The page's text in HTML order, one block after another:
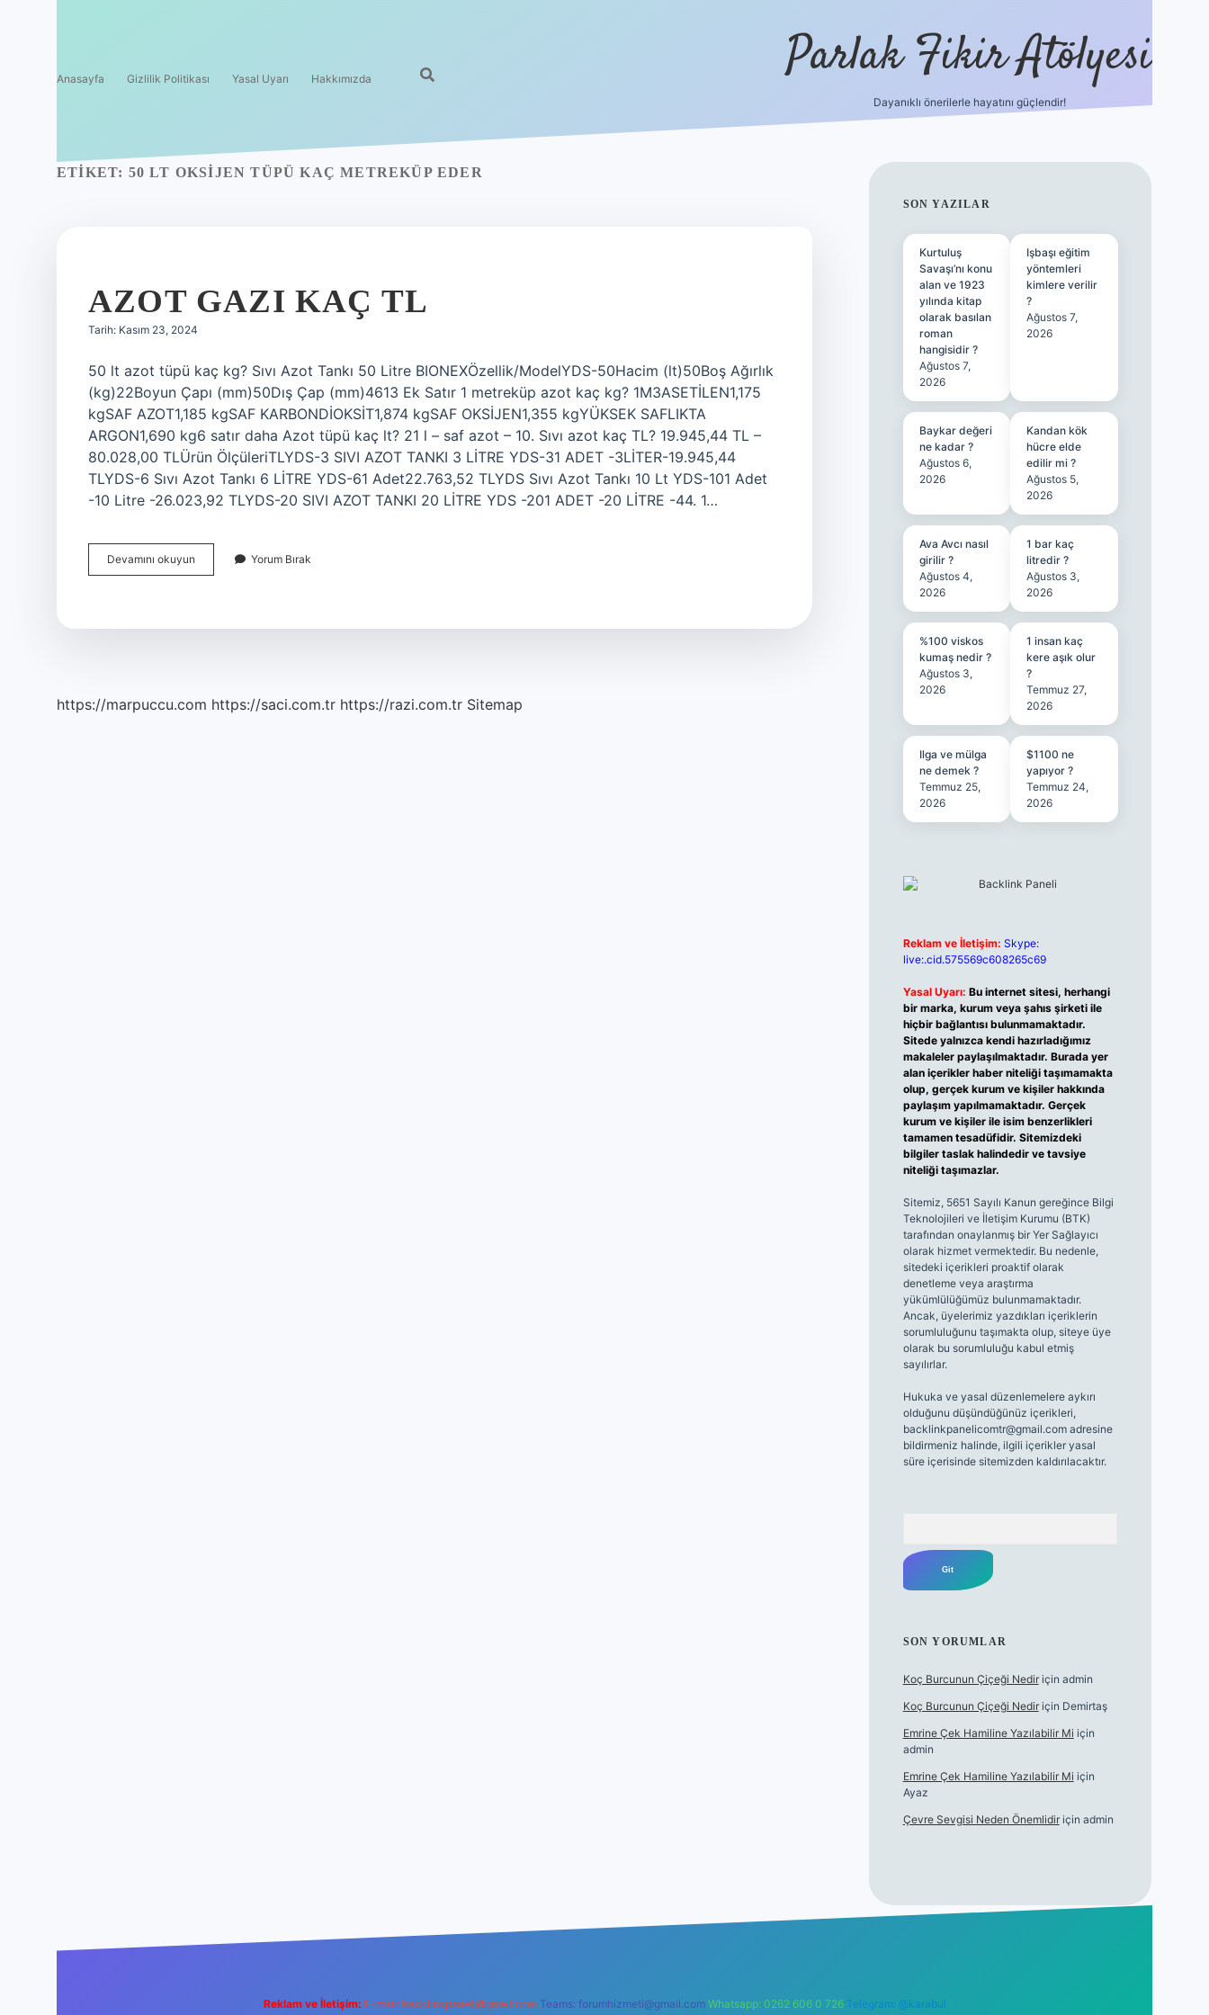
Anasayfa Gizlilik Politikası Yasal Uyarı Hakkımızda Parlak Fikir Atölyesi
Dayanıklı önerilerle hayatını güçlendir!
ETIKET: 50 LT OKSIJEN TÜPÜ KAÇ METREKÜP EDER
AZOT GAZI KAÇ TL
Tarih: Kasım 23, 2024
50 lt azot tüpü kaç kg? Sıvı Azot Tankı 50 Litre BIONEXÖzellik/ModelYDS-50Hacim (lt)50Boş Ağırlık
(kg)22Boyun Çapı (mm)50Dış Çap (mm)4613 Ek Satır 1 metreküp azot kaç kg? 1M3ASETİLEN1,175
kgSAF AZOT1,185 kgSAF KARBONDİOKSİT1,874 kgSAF OKSİJEN1,355 kgYÜKSEK SAFLIKTA
ARGON1,690 kg6 satır daha Azot tüpü kaç lt? 21 l – saf azot – 10. Sıvı azot kaç TL? 19.945,44 TL –
80.028,00 TLÜrün ÖlçüleriTLYDS-3 SIVI AZOT TANKI 3 LİTRE YDS-31 ADET -3LİTER-19.945,44
TLYDS-6 Sıvı Azot Tankı 6 LİTRE YDS-61 Adet22.763,52 TLYDS Sıvı Azot Tankı 10 Lt YDS-101 Adet
-10 Litre -26.023,92 TLYDS-20 SIVI AZOT TANKI 20 LİTRE YDS -201 ADET -20 LİTRE -44. 1…
Devamını okuyun
Gazı
Yorum Bırak
https://marpuccu.com https://saci.com.tr https://razi.com.tr Sitemap
SIDEBAR
SON YAZILAR
Kurtuluş
Savaşı’nı konu
alan ve 1923
yılında kitap
olarak basılan
roman
hangisidir ?
Ağustos 7,
2026
Işbaşı eğitim
yöntemleri
kimlere verilir
?
Ağustos 7,
2026
Baykar değeri
ne kadar ?
Ağustos 6,
2026
Kandan kök
hücre elde
edilir mi ?
Ağustos 5,
2026
Ava Avcı nasıl
girilir ?
Ağustos 4,
2026
1 bar kaç
litredir ?
Ağustos 3,
2026
%100 viskos
kumaş nedir ?
Ağustos 3,
2026
1 insan kaç
kere aşık olur
?
Temmuz 27,
2026
Ilga ve mülga
ne demek ?
Temmuz 25,
2026
$1100 ne
yapıyor ?
Temmuz 24,
2026
Reklam ve İletişim: Skype:
live:.cid.575569c608265c69
Yasal Uyarı: Bu internet sitesi, herhangi
bir marka, kurum veya şahıs şirketi ile
hiçbir bağlantısı bulunmamaktadır.
Sitede yalnızca kendi hazırladığımız
makaleler paylaşılmaktadır. Burada yer
alan içerikler haber niteliği taşımamakta
olup, gerçek kurum ve kişiler hakkında
paylaşım yapılmamaktadır. Gerçek
kurum ve kişiler ile isim benzerlikleri
tamamen tesadüfidir. Sitemizdeki
bilgiler taslak halindedir ve tavsiye
niteliği taşımazlar.
Sitemiz, 5651 Sayılı Kanun gereğince Bilgi
Teknolojileri ve İletişim Kurumu (BTK)
tarafından onaylanmış bir Yer Sağlayıcı
olarak hizmet vermektedir. Bu nedenle,
sitedeki içerikleri proaktif olarak
denetleme veya araştırma
yükümlülüğümüz bulunmamaktadır.
Ancak, üyelerimiz yazdıkları içeriklerin
sorumluluğunu taşımakta olup, siteye üye
olarak bu sorumluluğu kabul etmiş
sayılırlar.
Hukuka ve yasal düzenlemelere aykırı
olduğunu düşündüğünüz içerikleri,
backlinkpanelicomtr@gmail.comadresine
bildirmeniz halinde, ilgili içerikler yasal
süre içerisinde sitemizden kaldırılacaktır.
SON YORUMLAR
Koç Burcunun Çiçeği Nediriçin admin
Koç Burcunun Çiçeği Nediriçin Demirtaş
Emrine Çek Hamiline Yazılabilir Mi için
admin
Emrine Çek Hamiline Yazılabilir Mi için
Ayaz
Çevre Sevgisi Neden Önemlidiriçin admin
Reklam ve İletişim: E-mail: backlinkpaneli@gmail.com Teams: forumhizmeti@gmail.com Whatsapp: 0262 606 0 726 Telegram: @karabul